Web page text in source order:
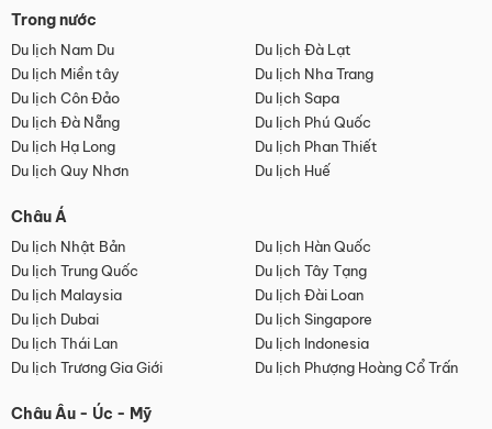
Trong nước
Du lịch Nam Du
Du lịch Đà Lạt
Du lịch Miền tây
Du lịch Nha Trang
Du lịch Côn Đảo
Du lịch Sapa
Du lịch Đà Nẵng
Du lịch Phú Quốc
Du lịch Hạ Long
Du lịch Phan Thiết
Du lịch Quy Nhơn
Du lịch Huế
Châu Á
Du lịch Nhật Bản
Du lịch Hàn Quốc
Du lịch Trung Quốc
Du lịch Tây Tạng
Du lịch Malaysia
Du lịch Đài Loan
Du lịch Dubai
Du lịch Singapore
Du lịch Thái Lan
Du lịch Indonesia
Du lịch Trương Gia Giới
Du lịch Phượng Hoàng Cổ Trấn
Châu Âu - Úc - Mỹ